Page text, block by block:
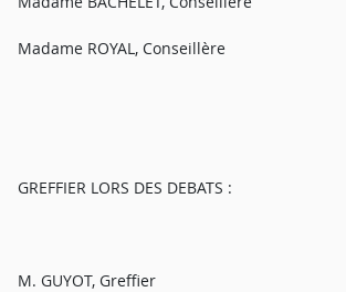
Madame ROYAL, Conseillère
GREFFIER LORS DES DEBATS :
M. GUYOT, Greffier